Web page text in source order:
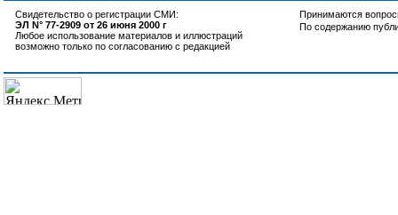
Свидетельство о регистрации СМИ:
ЭЛ N° 77-2909 от 26 июня 2000 г
Любое использование материалов и иллюстраций
возможно только по согласованию с редакцией
Принимаются
По содержанию